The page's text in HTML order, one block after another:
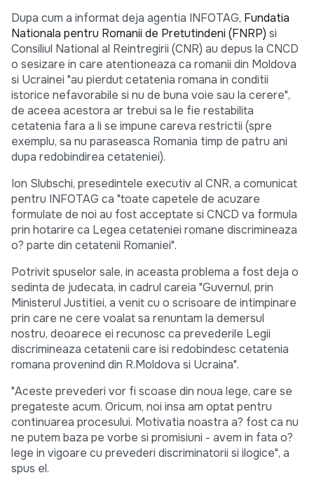
Dupa cum a informat deja agentia INFOTAG, Fundatia
Nationala pentru Romanii de Pretutindeni (FNRP) si
Consiliul National al Reintregirii (CNR) au depus la CNCD
o sesizare in care atentioneaza ca romanii din Moldova
si Ucrainei "au pierdut cetatenia romana in conditii
istorice nefavorabile si nu de buna voie sau la cerere",
de aceea acestora ar trebui sa le fie restabilita
cetatenia fara a li se impune careva restrictii (spre
exemplu, sa nu paraseasca Romania timp de patru ani
dupa redobindirea cetateniei).
Ion Slubschi, presedintele executiv al CNR, a comunicat
pentru INFOTAG ca "toate capetele de acuzare
formulate de noi au fost acceptate si CNCD va formula
prin hotarire ca Legea cetateniei romane discrimineaza
o? parte din cetatenii Romaniei".
Potrivit spuselor sale, in aceasta problema a fost deja o
sedinta de judecata, in cadrul careia "Guvernul, prin
Ministerul Justitiei, a venit cu o scrisoare de intimpinare
prin care ne cere voalat sa renuntam la demersul
nostru, deoarece ei recunosc ca prevederile Legii
discrimineaza cetatenii care isi redobindesc cetatenia
romana provenind din R.Moldova si Ucraina".
"Aceste prevederi vor fi scoase din noua lege, care se
pregateste acum. Oricum, noi insa am optat pentru
continuarea procesului. Motivatia noastra a? fost ca nu
ne putem baza pe vorbe si promisiuni - avem in fata o?
lege in vigoare cu prevederi discriminatorii si ilogice", a
spus el.